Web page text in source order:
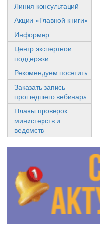
Линия консультаций
Акции «Главной книги»
Информер
Центр экспертной
поддержки
Рекомендуем посетить
Заказать запись
прошедшего вебинара
Планы проверок
министерств и
ведомств